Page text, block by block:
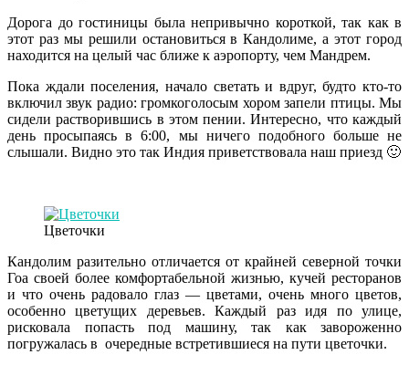
Дорога до гостиницы была непривычно короткой, так как в
этот раз мы решили остановиться в Кандолиме, а этот город
находится на целый час ближе к аэропорту, чем Мандрем.
Пока ждали поселения, начало светать и вдруг, будто кто-то
включил звук радио: громкоголосым хором запели птицы. Мы
сидели растворившись в этом пении. Интересно, что каждый
день просыпаясь в 6:00, мы ничего подобного больше не
слышали. Видно это так Индия приветствовала наш приезд 🙂
Цветочки
Кандолим разительно отличается от крайней северной точки
Гоа своей более комфортабельной жизнью, кучей ресторанов
и что очень радовало глаз — цветами, очень много цветов,
особенно цветущих деревьев. Каждый раз идя по улице,
рисковала попасть под машину, так как завороженно
погружалась в очередные встретившиеся на пути цветочки.